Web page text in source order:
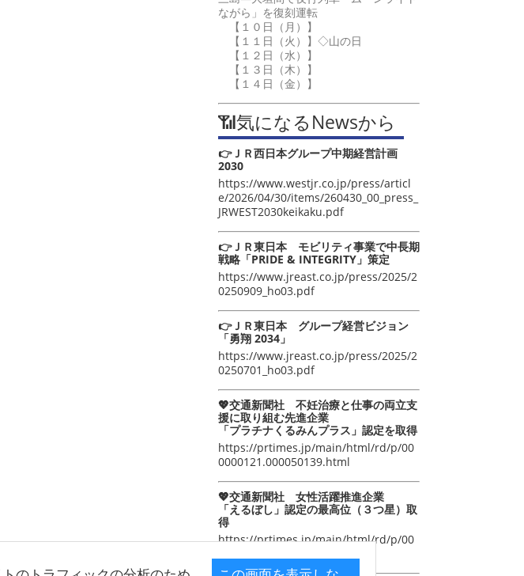
ながら」を復刻運転
【１０日（月）】
【１１日（火）】◇山の日
【１２日（水）】
【１３日（木）】
【１４日（金）】
📶気になるNewsから
👉ＪＲ西日本グループ中期経営計画
2030
https://www.westjr.co.jp/press/articl
e/2026/04/30/items/260430_00_press_
JRWEST2030keikaku.pdf
👉ＪＲ東日本 モビリティ事業で中長期
戦略「PRIDE & INTEGRITY」策定
https://www.jreast.co.jp/press/2025/2
0250909_ho03.pdf
👉ＪＲ東日本 グループ経営ビジョン
「勇翔 2034」
https://www.jreast.co.jp/press/2025/2
0250701_ho03.pdf
💖交通新聞社 不妊治療と仕事の両立支
援に取り組む先進企業
「プラチナくるみんプラス」認定を取得
https://prtimes.jp/main/html/rd/p/00
0000121.000050139.html
💖交通新聞社 女性活躍推進企業
「えるぼし」認定の最高位（３つ星）取
得
https://prtimes.jp/main/html/rd/p/00